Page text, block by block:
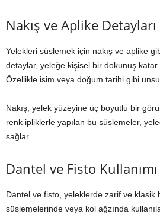
Nakış ve Aplike Detayları
Yelekleri süslemek için nakış ve aplike
detaylar, yeleğe kişisel bir dokunuş katar
Özellikle isim veya doğum tarihi gibi
Nakış, yelek yüzeyine üç boyutlu bir
renk ipliklerle yapılan bu süslemeler,
sağlar.
Dantel ve Fisto Kullanımı
Dantel ve fisto, yeleklerde zarif ve klasik
süslemelerinde veya kol ağzında